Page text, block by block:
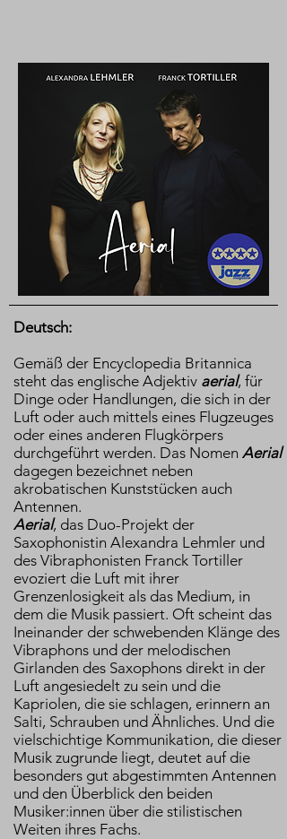
Deutsch:
Gemäß der Encyclopedia Britannica
steht das englische Adjektiv aerial, für
Dinge oder Handlungen, die sich in der
Luft oder auch mittels eines Flugzeuges
oder eines anderen Flugkörpers
durchgeführt werden. Das Nomen Aerial
dagegen bezeichnet neben
akrobatischen Kunststücken auch
Antennen.
Aerial, das Duo-Projekt der
Saxophonistin Alexandra Lehmler und
des Vibraphonisten Franck Tortiller
evoziert die Luft mit ihrer
Grenzenlosigkeit als das Medium, in
dem die Musik passiert. Oft scheint das
Ineinander der schwebenden Klänge des
Vibraphons und der melodischen
Girlanden des Saxophons direkt in der
Luft angesiedelt zu sein und die
Kapriolen, die sie schlagen, erinnern an
Salti, Schrauben und Ähnliches. Und die
vielschichtige Kommunikation, die dieser
Musik zugrunde liegt, deutet auf die
besonders gut abgestimmten Antennen
und den Überblick den beiden
Musiker:innen über die stilistischen
Weiten ihres Fachs.